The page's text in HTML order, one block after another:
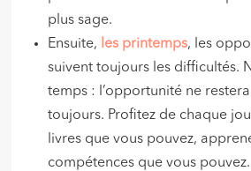
plus sage.
Ensuite,
les printemps, les
suivent toujours les difficultés.
temps : l’opportunité ne
toujours. Profitez de chaque
livres que vous pouvez,
compétences que vous pouvez.